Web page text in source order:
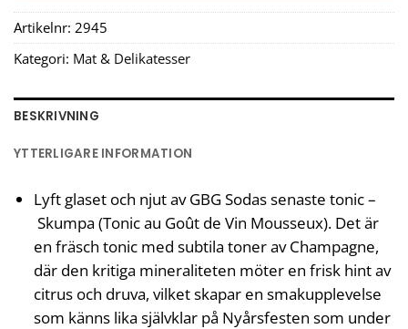
Artikelnr: 2945
Kategori: Mat & Delikatesser
BESKRIVNING
YTTERLIGARE INFORMATION
Lyft glaset och njut av GBG Sodas senaste tonic –
Skumpa (Tonic au Goût de Vin Mousseux). Det är
en fräsch tonic med subtila toner av Champagne,
där den kritiga mineraliteten möter en frisk hint av
citrus och druva, vilket skapar en smakupplevelse
som känns lika självklar på Nyårsfesten som under